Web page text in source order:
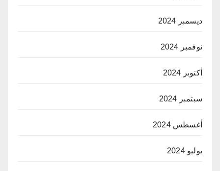
ديسمبر 2024
نوفمبر 2024
أكتوبر 2024
سبتمبر 2024
أغسطس 2024
يوليو 2024